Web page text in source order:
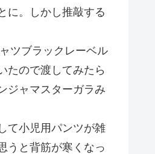
に。しかし推敲する
ツブラックレーベル
たので渡してみたら
ジャマスターガラみ
て小児用パンツが雑
うと背筋が寒くなっ